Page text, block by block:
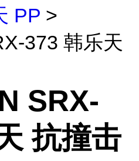
PP >
373 韩乐天
SRX-
抗撞击